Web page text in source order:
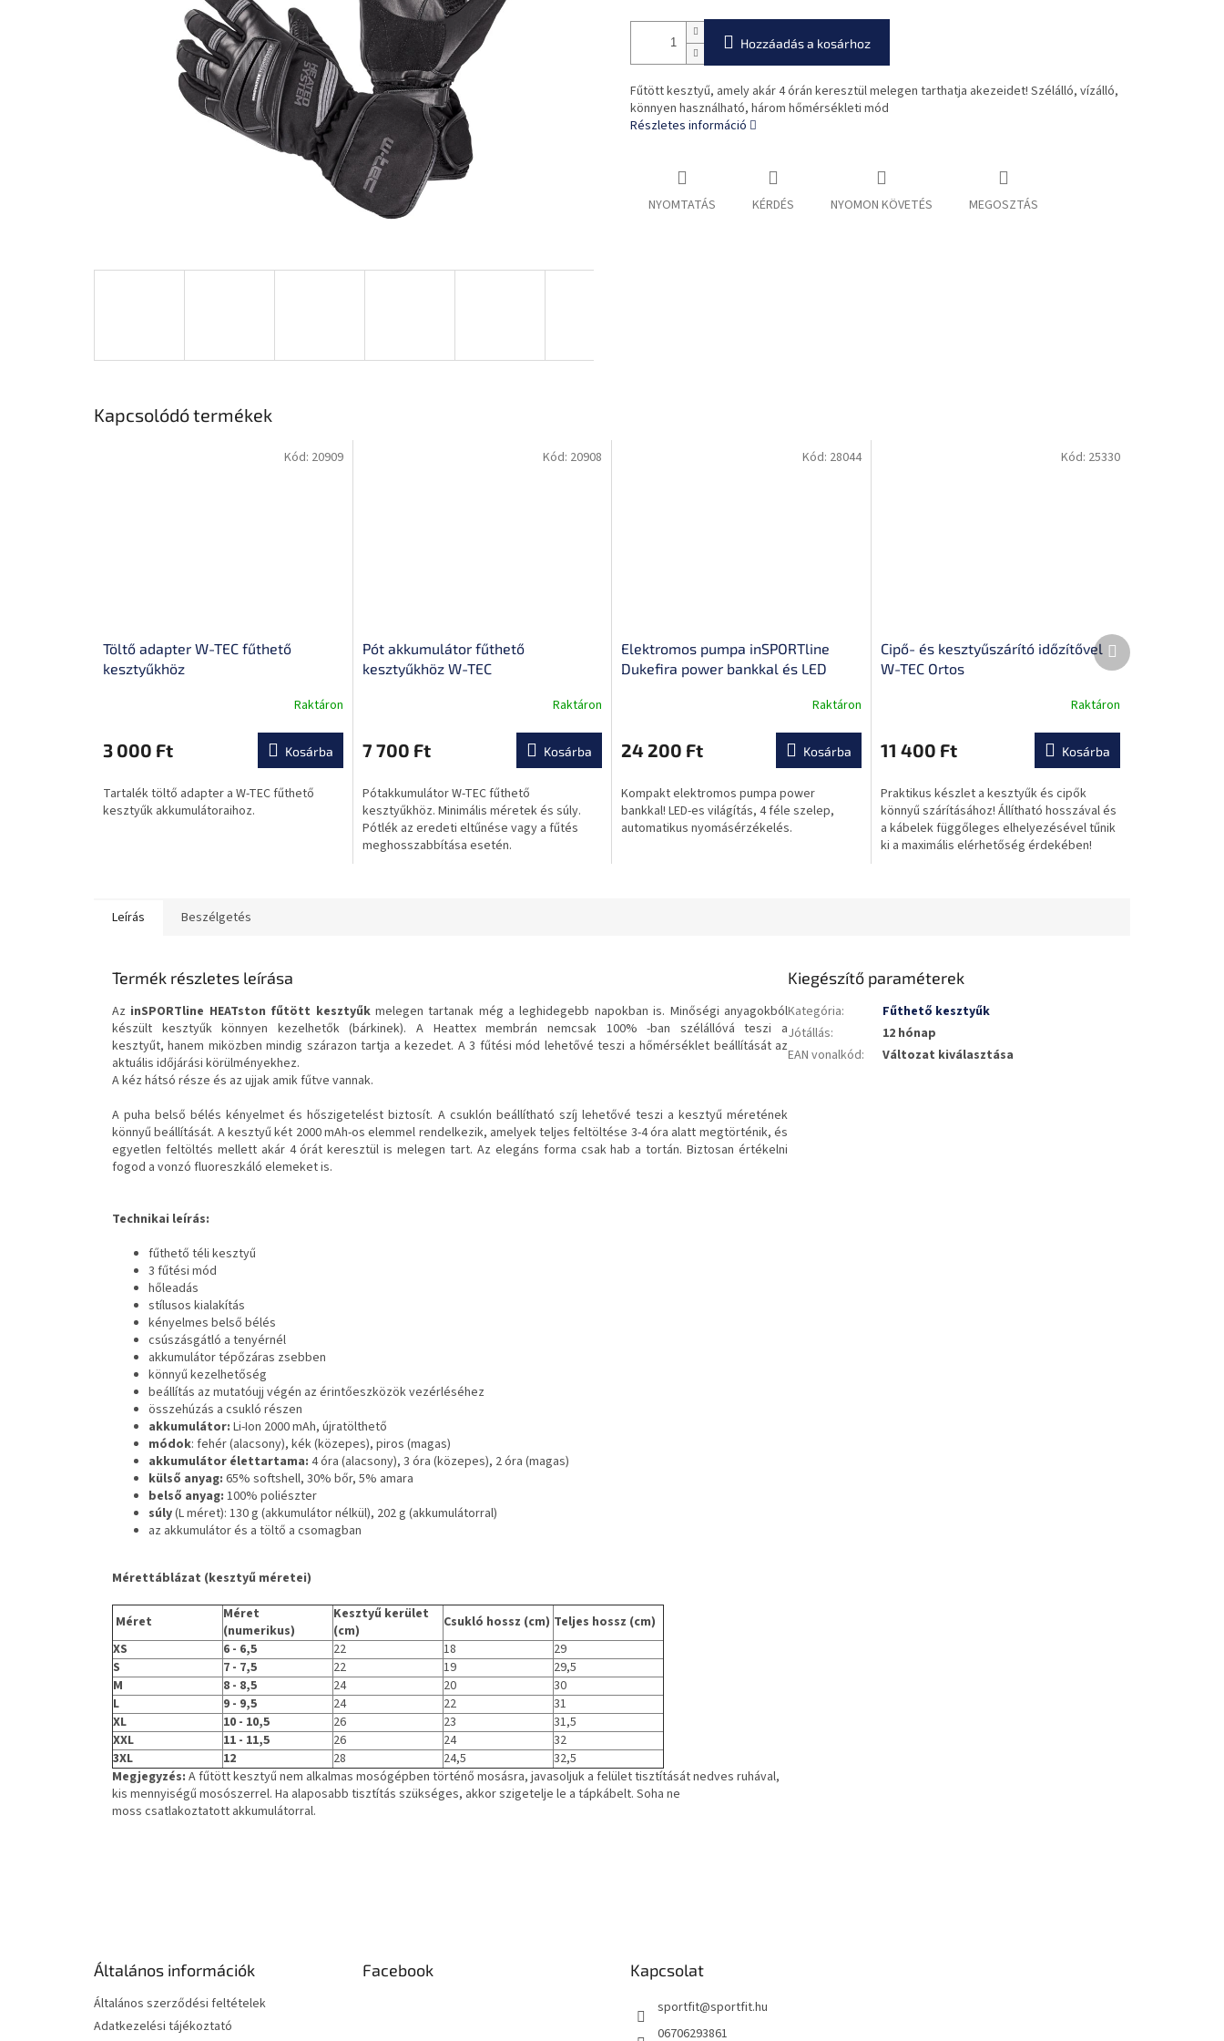
Hozzáadás a kosárhoz
Fűtött kesztyű, amely akár 4 órán keresztül melegen tarthatja akezeidet! Szélálló, vízálló,
könnyen használható, három hőmérsékleti mód
Részletes információ
NYOMTATÁS KÉRDÉS NYOMON KÖVETÉS MEGOSZTÁS
Kapcsolódó termékek
Töltő adapter W-TEC fűthető
kesztyűkhöz
átlagos
értékelése
ből
0,0
Raktáron
3 000 Ft Kosárba
Tartalék töltő adapter a W-TEC fűthető
kesztyűk akkumulátoraihoz.
Kód: 20909
Pót akkumulátor fűthető
kesztyűkhöz W-TEC
átlagos
értékelése
ből
0,0
csillag.
Raktáron
7 700 Ft Kosárba
Pótakkumulátor W-TEC fűthető
kesztyűkhöz. Minimális méretek és súly.
Pótlék az eredeti eltűnése vagy a fűtés
meghosszabbítása esetén.
Kód: 20908
Elektromos pumpa inSPORTline
Dukefira power bankkal és LED
átlagos
értékelése
ből
0,0
csillag.
Raktáron
24 200 Ft Kosárba
Kompakt elektromos pumpa power
bankkal! LED-es világítás, 4 féle szelep,
automatikus nyomásérzékelés.
Kód: 28044
Cipő- és kesztyűszárító időzítővel
W-TEC Ortos
átlagos
értékelése
ből
0,0
csillag.
Raktáron
11 400 Ft Kosárba
Praktikus készlet a kesztyűk és cipők
könnyű szárításához! Állítható hosszával és
a kábelek függőleges elhelyezésével tűnik
ki a maximális elérhetőség érdekében!
Kód: 25330
Következő
termék
Leírás Beszélgetés
Termék részletes leírása
Az inSPORTline HEATston fűtött kesztyűkmelegen tartanak még a leghidegebb napokban is. Minőségi anyagokból
készült kesztyűk könnyen kezelhetők (bárkinek). A Heattex membrán nemcsak 100% -ban szélállóvá teszi a
kesztyűt, hanem miközben mindig szárazon tartja a kezedet. A 3 fűtési mód lehetővé teszi a hőmérséklet beállítását az
aktuális időjárási körülményekhez.
A kéz hátsó része és az ujjak amik fűtve vannak.
A puha belső bélés kényelmet és hőszigetelést biztosít. A csuklón beállítható szíj lehetővé teszi a kesztyű méretének
könnyű beállítását. A kesztyű két 2000 mAh-os elemmel rendelkezik, amelyek teljes feltöltése 3-4 óra alatt megtörténik, és
egyetlen feltöltés mellett akár 4 órát keresztül is melegen tart. Az elegáns forma csak hab a tortán. Biztosan értékelni
fogod a vonzó fluoreszkáló elemeket is.
Technikai leírás:
fűthető téli kesztyű
3 fűtési mód
hőleadás
stílusos kialakítás
kényelmes belső bélés
csúszásgátló a tenyérnél
akkumulátor tépőzáras zsebben
könnyű kezelhetőség
beállítás az mutatóujj végén az érintőeszközök vezérléséhez
összehúzás a csukló részen
akkumulátor: Li-Ion 2000 mAh, újratölthető
módok: fehér (alacsony), kék (közepes), piros (magas)
akkumulátor élettartama: 4 óra (alacsony), 3 óra (közepes), 2 óra (magas)
külső anyag: 65% softshell, 30% bőr, 5% amara
belső anyag: 100% poliészter
súly(L méret): 130 g (akkumulátor nélkül), 202 g (akkumulátorral)
az akkumulátor és a töltő a csomagban
Mérettáblázat (kesztyű méretei)
Méret
Méret
(numerikus)
Kesztyű kerület
(cm)
Csukló hossz (cm) Teljes hossz (cm)
XS
6 - 6,5 22 18
29
S
7 - 7,5 22 19
29,5
M
8 - 8,5 24 20
30
L
9 - 9,5 24 22
31
XL
10 - 10,5 26 23
31,5
XXL
11 - 11,5 26 24
32
3XL
12 28 24,5
32,5
Megjegyzés: A fűtött kesztyű nem alkalmas mosógépben történő mosásra, javasoljuk a felület tisztítását nedves ruhával,
kis mennyiségű mosószerrel. Ha alaposabb tisztítás szükséges, akkor szigetelje le a tápkábelt. Soha ne
moss csatlakoztatott akkumulátorral.
Kiegészítő paraméterek
Kategória:
Fűthető kesztyűk
Jótállás:
12 hónap
EAN vonalkód: Változat kiválasztása
Általános információk
Általános szerződési feltételek
Adatkezelési tájékoztató
Facebook Kapcsolat
sportfit@sportfit.hu
06706293861